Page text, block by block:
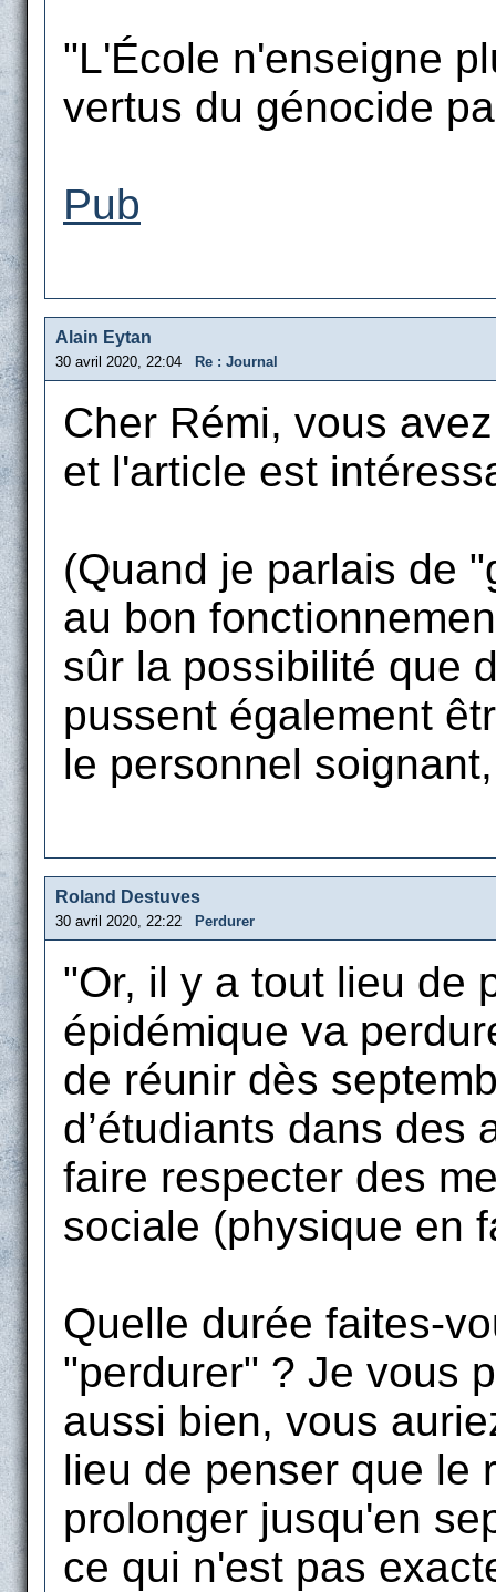
"L'École n'enseigne
vertus du génocide
Pub
Alain Eytan
30 avril 2020, 22:04 Re : Journal
Cher Rémi, vous
et l'article est
(Quand je parlais de
au bon
sûr la possibilité que
pussent également
le personnel
Roland Destuves
30 avril 2020, 22:22 Perdurer
"Or, il y a tout lieu de
épidémique va
de réunir dès
d’étudiants dans des
faire respecter des
sociale (physique en
Quelle durée faites-
"perdurer" ? Je vous
aussi bien, vous
lieu de penser que le
prolonger jusqu'en
ce qui n'est pas